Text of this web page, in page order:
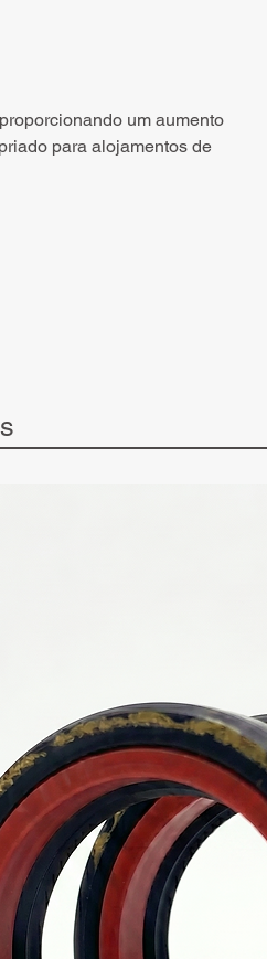
um aumento
para alojamentos de